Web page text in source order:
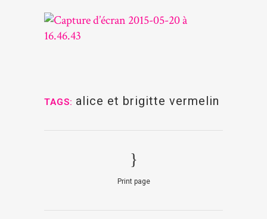
TAGS: alice et brigitte vermelin
Print page